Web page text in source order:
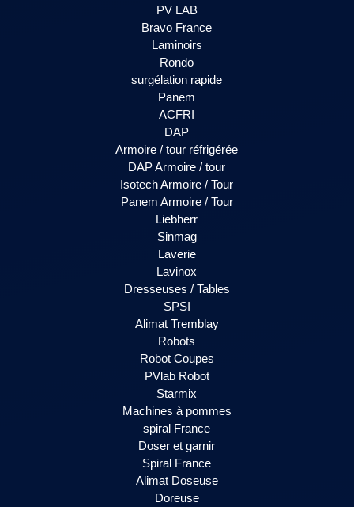
PV LAB
Bravo France
Laminoirs
Rondo
surgélation rapide
Panem
ACFRI
DAP
Armoire / tour réfrigérée
DAP Armoire / tour
Isotech Armoire / Tour
Panem Armoire / Tour
Liebherr
Sinmag
Laverie
Lavinox
Dresseuses / Tables
SPSI
Alimat Tremblay
Robots
Robot Coupes
PVlab Robot
Starmix
Machines à pommes
spiral France
Doser et garnir
Spiral France
Alimat Doseuse
Doreuse